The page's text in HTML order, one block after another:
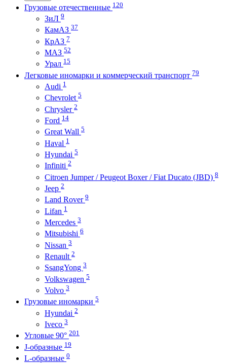
Грузовые отечественные 120
ЗиЛ 9
КамАЗ 37
КрАЗ 7
МАЗ 52
Урал 15
Легковые иномарки и коммерческий транспорт 79
Audi 1
Chevrolet 5
Chrysler 2
Ford 14
Great Wall 5
Haval 1
Hyundai 5
Infiniti 2
Citroen Jumper / Peugeot Boxer / Fiat Ducato (JBD) 8
Jeep 2
Land Rover 9
Lifan 1
Mercedes 3
Mitsubishi 6
Nissan 3
Renault 2
SsangYong 3
Volkswagen 5
Volvo 3
Грузовые иномарки 5
Hyundai 2
Iveco 3
Угловые 90° 201
J-образные 19
L-образные 0